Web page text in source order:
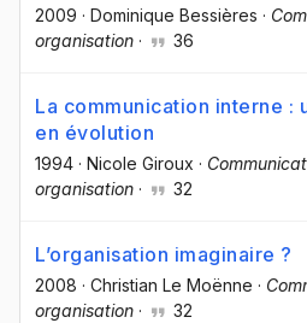
2009 · Dominique Bessières ·
organisation · 36
La communication interne :
en évolution
1994 · Nicole Giroux ·
organisation · 32
L’organisation imaginaire ?
2008 · Christian Le Moënne ·
organisation · 32